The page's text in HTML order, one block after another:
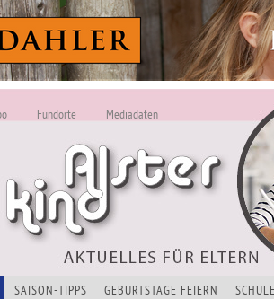
ALSTERKIND -
Alles Neu
Fundorte Mediadaten
SAISON-TIPPS GEBURTSTAGE FEIERN